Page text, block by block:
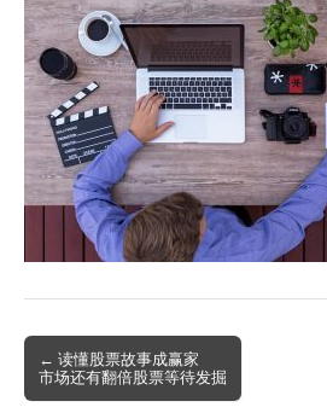
Post
navigation
← 读懂股票故事成赢家
市场还有翻倍股票等待发掘